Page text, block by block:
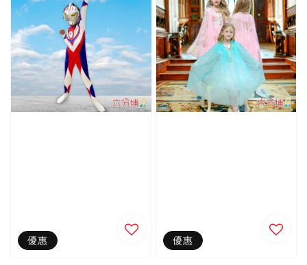
優惠 優惠